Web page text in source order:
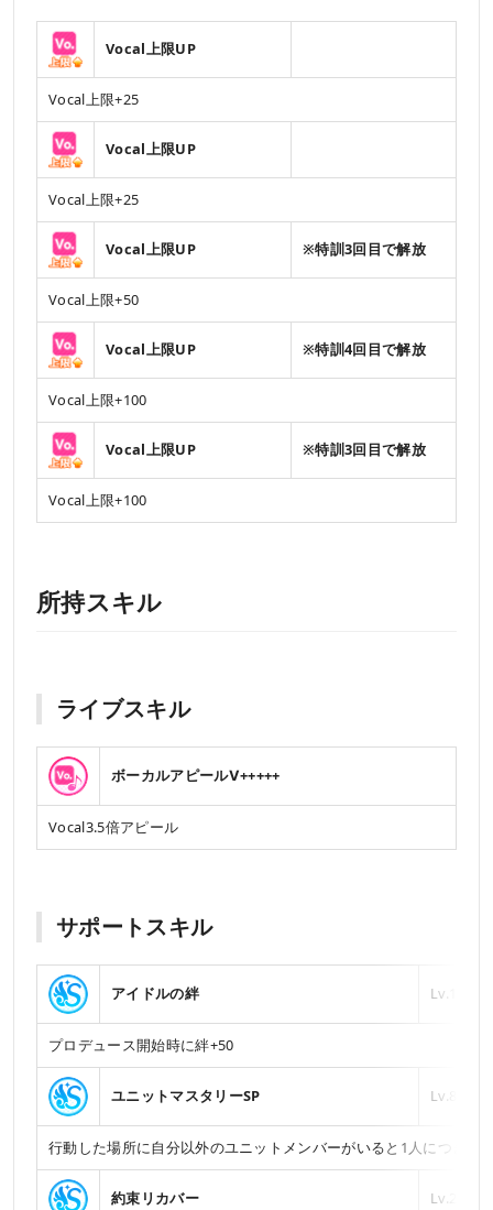
Vocal上限UP
Vocal上限+25
Vocal上限UP
Vocal上限+25
Vocal上限UP ※特訓3回目で解放
Vocal上限+50
Vocal上限UP ※特訓4回目で解放
Vocal上限+100
Vocal上限UP ※特訓3回目で解放
Vocal上限+100
所持スキル
ライブスキル
ボーカルアピールⅤ+++++
Vocal3.5倍アピール
サポートスキル
アイドルの絆 Lv.10
プロデュース開始時に絆+50
ユニットマスタリーSP Lv.8
行動した場所に自分以外のユニットメンバーがいると1人につき
約束リカバー Lv.2